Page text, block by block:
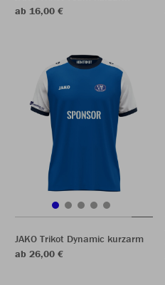
ab 16,00 €
JAKO Trikot Dynamic kurzarm
ab 26,00 €